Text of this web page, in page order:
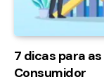
7 dicas para
Consumidor